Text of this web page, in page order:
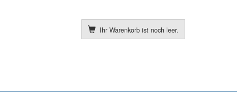
Ihr Warenkorb ist noch leer.